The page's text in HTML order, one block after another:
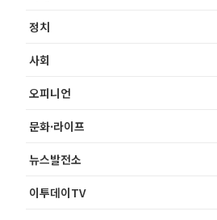
정치
사회
오피니언
문화·라이프
뉴스발전소
이투데이TV